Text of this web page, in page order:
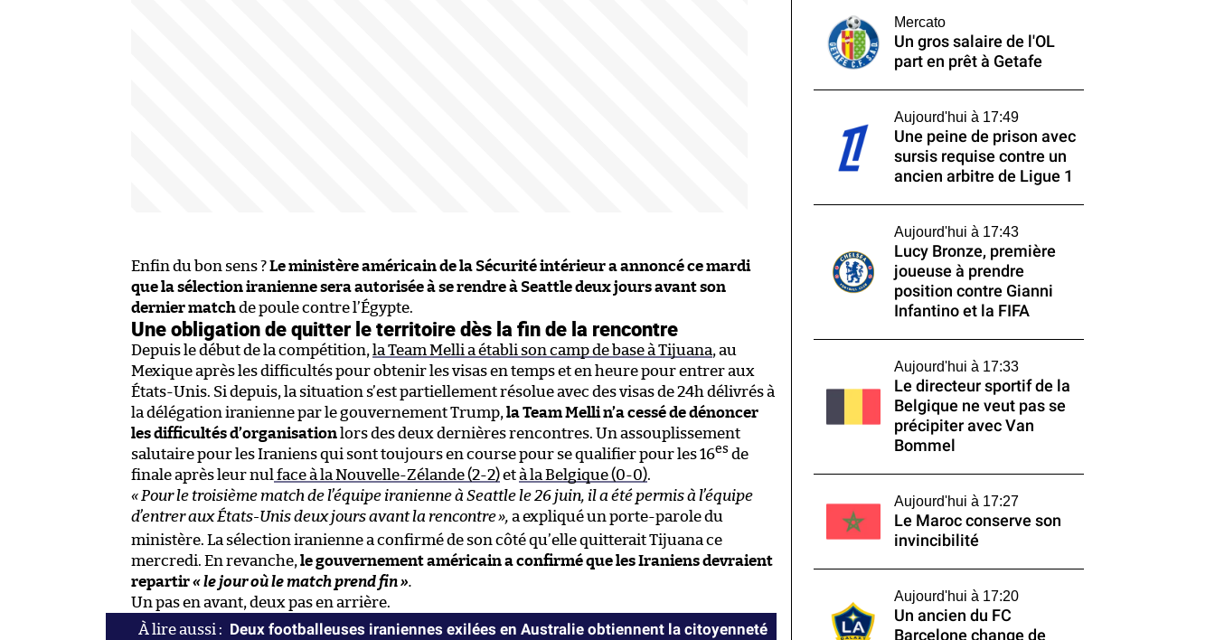
Enfin du bon sens ?Le ministère américain de la Sécurité intérieur a annoncé ce mardi
que la sélection iranienne sera autorisée à se rendre à Seattle deux jours avant son
dernier matchde poule contre l’Égypte.
Une obligation de quitter le territoire dès la fin de la rencontre
Depuis le début de la compétition, la Team Melli a établi son camp de base à Tijuana, au
Mexique après les difficultés pour obtenir les visas en temps et en heure pour entrer aux
États-Unis. Si depuis, la situation s’est partiellement résolue avec des visas de 24h délivrés à
la délégation iranienne par le gouvernement Trump, la Team Melli n’a cessé de dénoncer
les difficultés d’organisation lors des deux dernières rencontres. Un assouplissement
salutaire pour les Iraniens qui sont toujours en course pour se qualifier pour les 16es de
finale après leur nul face à la Nouvelle-Zélande (2-2)età la Belgique (0-0).
« Pour le troisième match de l’équipe iranienne à Seattle le 26 juin, il a été permis à l’équipe
d’entrer aux États-Unis deux jours avant la rencontre», a expliqué un porte-parole du
ministère. La sélection iranienne a confirmé de son côté qu’elle quitterait Tijuana ce
mercredi. En revanche, le gouvernement américain a confirmé que les Iraniens devraient
repartir« le jour où le match prend fin ».
Un pas en avant, deux pas en arrière.
Deux footballeuses iraniennes exilées en Australie obtiennent la citoyenneté
Mercato
Un gros salaire de l'OL
part en prêt à Getafe
Aujourd'hui à 17:49
Une peine de prison avec
sursis requise contre un
ancien arbitre de Ligue 1
Aujourd'hui à 17:43
Lucy Bronze, première
joueuse à prendre
position contre Gianni
Infantino et la FIFA
Aujourd'hui à 17:33
Le directeur sportif de la
Belgique ne veut pas se
précipiter avec Van
Bommel
Aujourd'hui à 17:27
Le Maroc conserve son
invincibilité
Aujourd'hui à 17:20
Un ancien du FC
Barcelone change de